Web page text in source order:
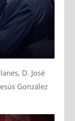
D. José
González